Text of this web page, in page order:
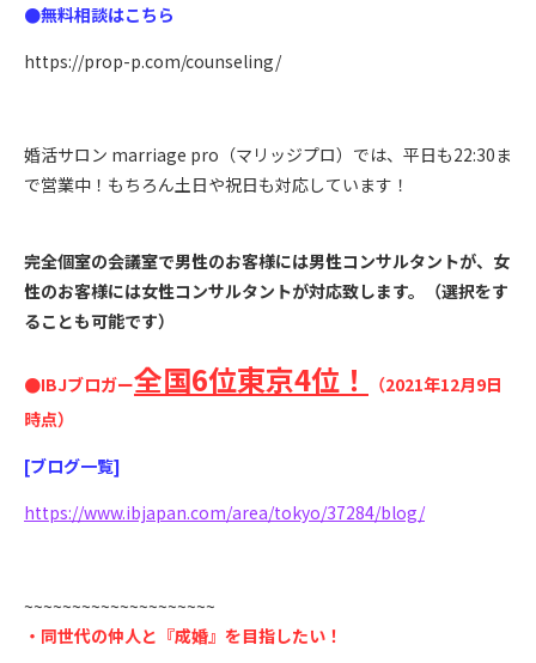
●無料相談はこちら
https://prop-p.com/counseling/
婚活サロン marriage pro（マリッジプロ）では、平日も22:30ま
で営業中！もちろん土日や祝日も対応しています！
完全個室の会議室で男性のお客様には男性コンサルタントが、女
性のお客様には女性コンサルタントが対応致します。（選択をす
ることも可能です）
●IBJブロガー全国6位東京4位！
（2021年12月9日
時点）
[ブログ一覧]
https://www.ibjapan.com/area/tokyo/37284/blog/
~~~~~~~~~~~~~~~~~~~~
・同世代の仲人と『成婚』を目指したい！